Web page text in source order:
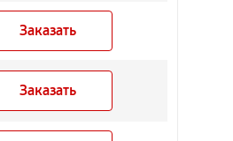
Заказать
Заказать